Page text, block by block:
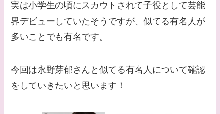
てる？
てる？
実は小学生の頃にスカウトされて子役として芸能
界デビューしていたそうですが、似てる有名人が
多いことでも有名です。
今回は永野芽郁さんと似てる有名人について確認
をしていきたいと思います！